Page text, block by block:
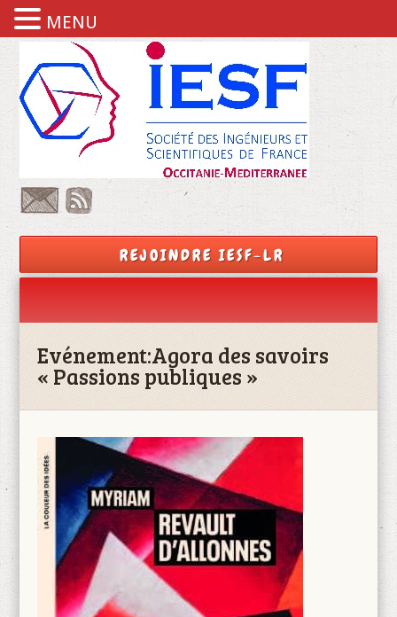
REJOINDRE IESF-LR
Evénement:Agora des savoirs
« Passions publiques »
MENU